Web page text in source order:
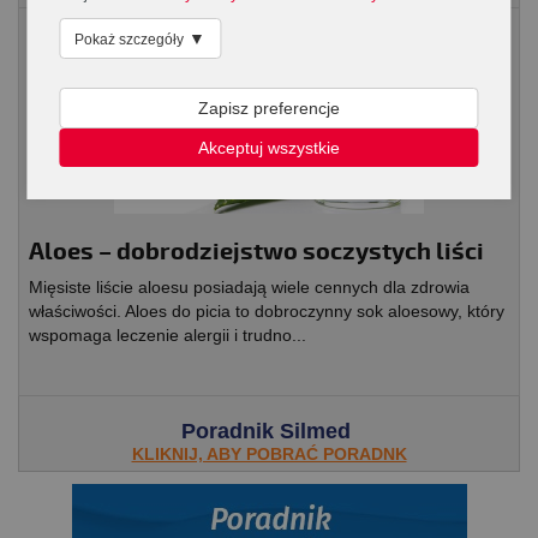
Aloes – dobrodziejstwo soczystych liści
Mięsiste liście aloesu posiadają wiele cennych dla zdrowia
właściwości. Aloes do picia to dobroczynny sok aloesowy, który
wspomaga leczenie alergii i trudno...
Poradnik Silmed
KLIKNIJ, ABY POBRAĆ PORADNK
Pokaż szczegóły ▼
Zapisz preferencje
Akceptuj wszystkie